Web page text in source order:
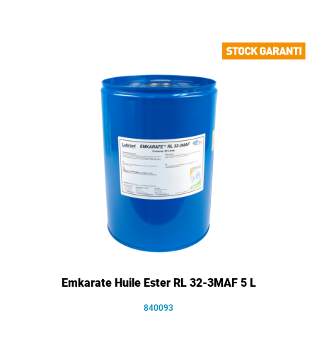
Emkarate Huile Ester RL 32-3MAF 5 L
840093